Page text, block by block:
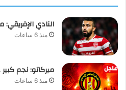
النادي
منذ 6 ساعات
ميركاتو: نجم
منذ 6 ساعات